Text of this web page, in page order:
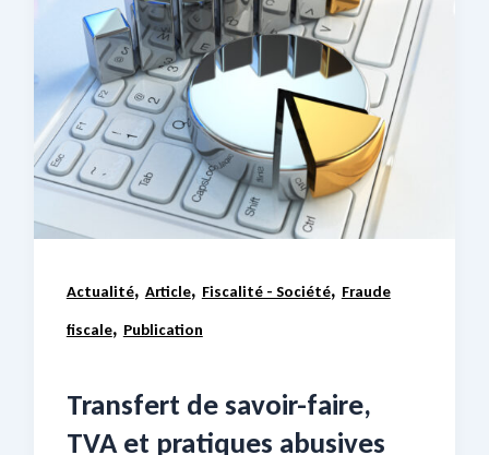
Actualité, Article, Fiscalité - Société, Fraude
fiscale, Publication
Transfert de savoir-faire,
TVA et pratiques abusives